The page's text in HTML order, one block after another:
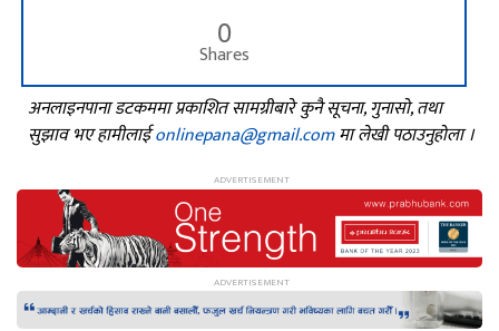
0
Shares
अनलाइनपाना डटकममा प्रकाशित सामग्रीबारे कुनै सूचना, गुनासो, तथा
सुझाव भए हामीलाईonlinepana@gmail.comमा लेखी पठाउनुहोला ।